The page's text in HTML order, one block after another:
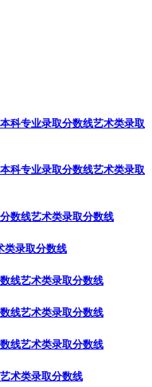
科专业录取分数线艺术类录取
科专业录取分数线艺术类录取
数线艺术类录取分数线
类录取分数线
线艺术类录取分数线
线艺术类录取分数线
线艺术类录取分数线
艺术类录取分数线